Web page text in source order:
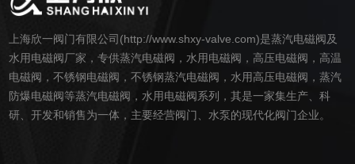
上海欣一阀门有限公司(http://www.shxy-valve.com)是蒸汽电磁阀及
水用电磁阀厂家，专供蒸汽电磁阀，水用电磁阀，高压电磁阀，高温
电磁阀，不锈钢电磁阀，不锈钢蒸汽电磁阀，水用高压电磁阀，蒸汽
防爆电磁阀等蒸汽电磁阀，水用电磁阀系列，其是一家集生产、科
研、开发和销售为一体，主要经营阀门、水泵的现代化阀门企业。